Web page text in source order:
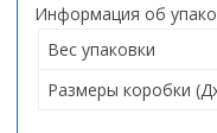
Информация об
Вес упаковки
Размеры коробки